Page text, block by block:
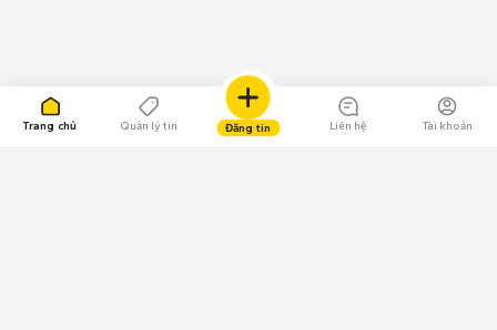
Trang chủ Quản lý tin Đăng tin Liên hệ Tài khoản